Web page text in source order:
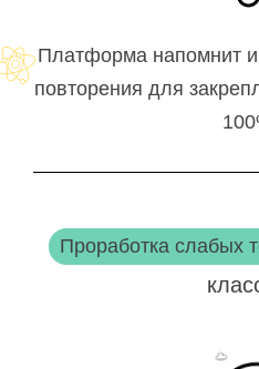
Платформа напомнит и
повторения для
Проработка слабых